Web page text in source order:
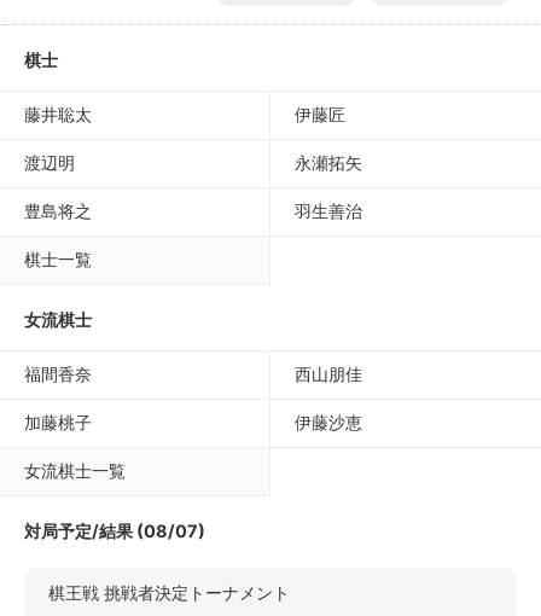
棋士
藤井聡太 伊藤匠
渡辺明 永瀬拓矢
豊島将之 羽生善治
棋士一覧
女流棋士
福間香奈 西山朋佳
加藤桃子 伊藤沙恵
女流棋士一覧
対局予定/結果 (08/07)
棋王戦 挑戦者決定トーナメント